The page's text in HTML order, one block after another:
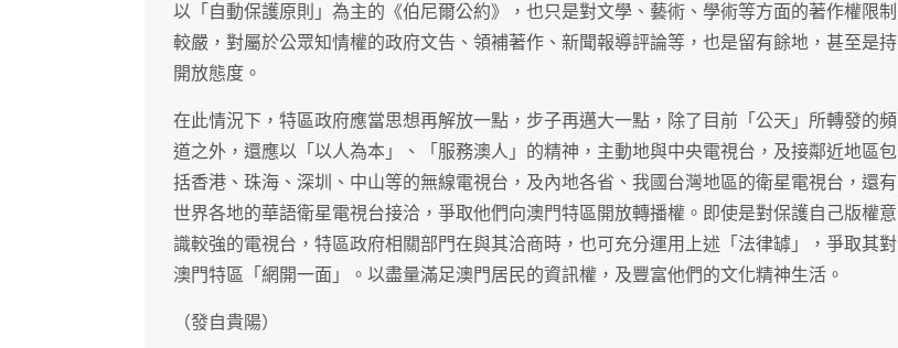
以「自動保護原則」為主的《伯尼爾公約》，也只是對文學、藝術、學術等方面的著作權限制
較嚴，對屬於公眾知情權的政府文告、領補著作、新聞報導評論等，也是留有餘地，甚至是持
開放態度。
在此情況下，特區政府應當思想再解放一點，步子再邁大一點，除了目前「公天」所轉發的頻
道之外，還應以「以人為本」、「服務澳人」的精神，主動地與中央電視台，及接鄰近地區包
括香港、珠海、深圳、中山等的無線電視台，及內地各省、我國台灣地區的衛星電視台，還有
世界各地的華語衛星電視台接洽，爭取他們向澳門特區開放轉播權。即使是對保護自己版權意
識較強的電視台，特區政府相關部門在與其洽商時，也可充分運用上述「法律罅」，爭取其對
澳門特區「網開一面」。以盡量滿足澳門居民的資訊權，及豐富他們的文化精神生活。
（發自貴陽）